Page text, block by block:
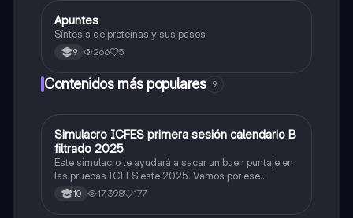
Biologia
Apuntes
Síntesis de proteínas y sus pasos
9 266 5
Contenidos más populares 9
ICFES: Matemáticas
Simulacro ICFES primera sesión calendario B
filtrado 2025
Este simulacro te ayudará a sacar un buen puntaje en
las pruebas ICFES este 2025. Vamos por ese
500/500. Y poder ser admitido en la universidad que
quieras, estudiar la carrera que quieres y no la que te
10 17,398 177